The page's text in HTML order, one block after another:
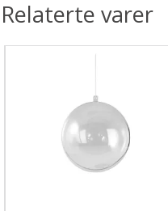
Relaterte varer